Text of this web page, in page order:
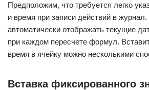
Предположим, что требуется легко
и время при записи действий в
автоматически отображать текущие
при каждом пересчете формул.
время в ячейку можно несколькими
Вставка фиксированного